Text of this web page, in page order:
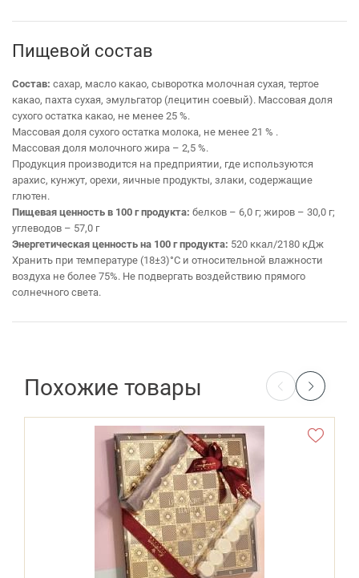
Пищевой состав
Состав: сахар, масло какао, сыворотка молочная сухая, тертое
какао, пахта сухая, эмульгатор (лецитин соевый). Массовая доля
сухого остатка какао, не менее 25 %.
Массовая доля сухого остатка молока, не менее 21 % .
Массовая доля молочного жира – 2,5 %.
Продукция производится на предприятии, где используются
арахис, кунжут, орехи, яичные продукты, злаки, содержащие
глютен.
Пищевая ценность в 100 г продукта: белков – 6,0 г; жиров – 30,0 г;
углеводов – 57,0 г
Энергетическая ценность на 100 г продукта: 520 ккал/2180 кДж
Хранить при температуре (18±3)°С и относительной влажности
воздуха не более 75%. Не подвергать воздействию прямого
солнечного света.
Похожие товары